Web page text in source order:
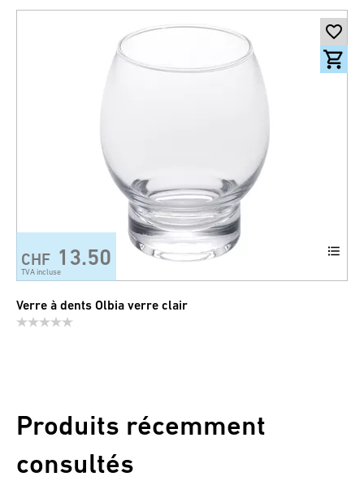
CHF 13.50
TVA incluse
Verre à dents Olbia verre clair
Produits récemment
consultés